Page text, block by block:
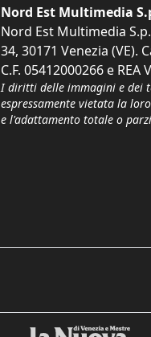
Nord Est Multimedia
Nord Est Multimedia
34, 30171 Venezia (VE).
C.F. 05412000266 e REA
I diritti delle immagini e dei
espressamente vietata la
e l'adattamento totale o